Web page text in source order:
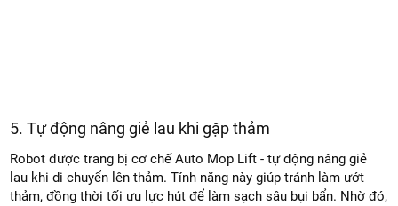
5. Tự động nâng giẻ lau khi gặp thảm
Robot được trang bị cơ chế Auto Mop Lift - tự động nâng giẻ
lau khi di chuyển lên thảm. Tính năng này giúp tránh làm ướt
thảm, đồng thời tối ưu lực hút để làm sạch sâu bụi bẩn. Nhờ đó,